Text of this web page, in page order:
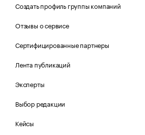
Создать профиль группы компаний
Отзывы о сервисе
Сертифицированные партнеры
Лента публикаций
Эксперты
Выбор редакции
Кейсы